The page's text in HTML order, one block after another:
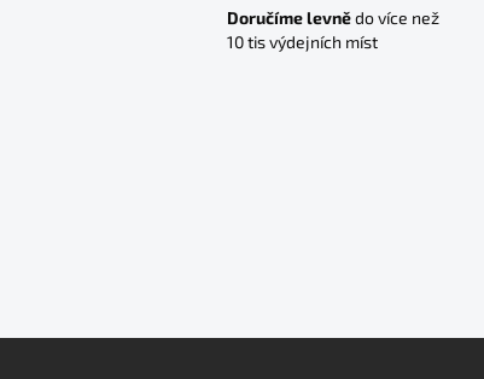
Doručíme levnědo více než
10 tis výdejních míst